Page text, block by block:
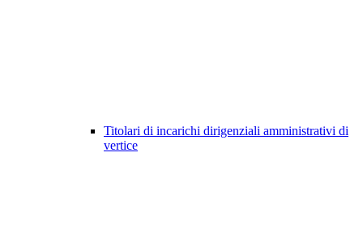
Titolari di incarichi dirigenziali amministrativi di
vertice